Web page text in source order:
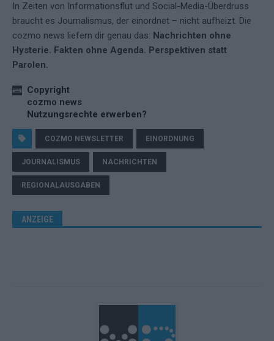
In Zeiten von Informationsflut und Social-Media-Überdruss
braucht es Journalismus, der einordnet – nicht aufheizt. Die
cozmo news liefern dir genau das: Nachrichten ohne
Hysterie. Fakten ohne Agenda. Perspektiven statt
Parolen.
Copyright
cozmo news
Nutzungsrechte erwerben?
COZMO NEWSLETTER EINORDNUNG
JOURNALISMUS NACHRICHTEN
REGIONALAUSGABEN
ANZEIGE